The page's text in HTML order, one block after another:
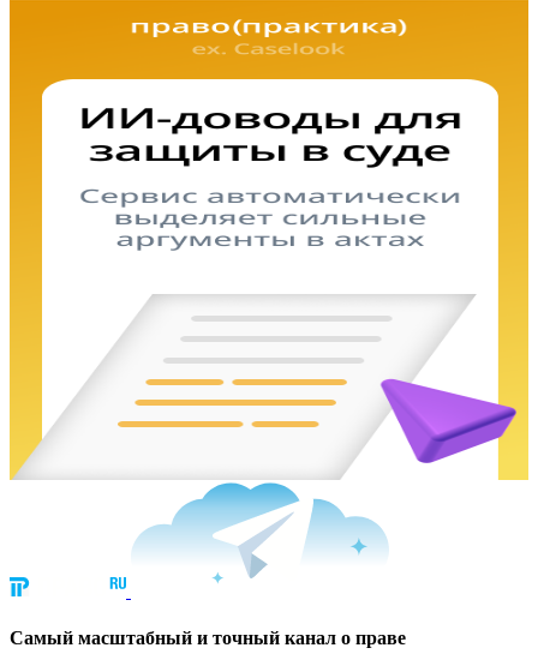
Cамый масштабный и точный канал о праве